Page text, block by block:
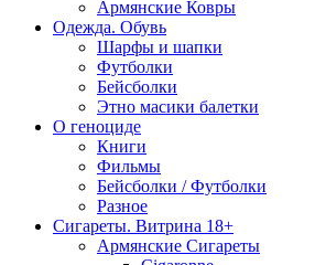
Армянские Ковры
Одежда. Обувь
Шарфы и шапки
Футболки
Бейсболки
Этно масики балетки
О геноциде
Книги
Фильмы
Бейсболки / Футболки
Разное
Сигареты. Витрина 18+
Армянские Сигареты